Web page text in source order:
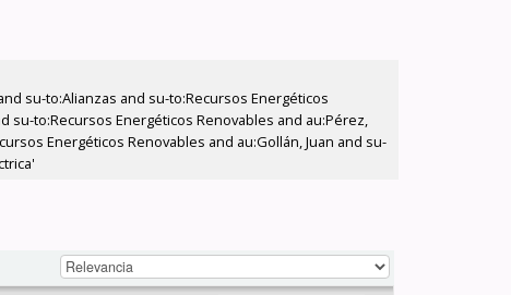
su-to:Alianzas and su-to:Recursos Energéticos
su-to:Recursos Energéticos Renovables and au:Pérez,
Energéticos Renovables and au:Gollán, Juan and su-